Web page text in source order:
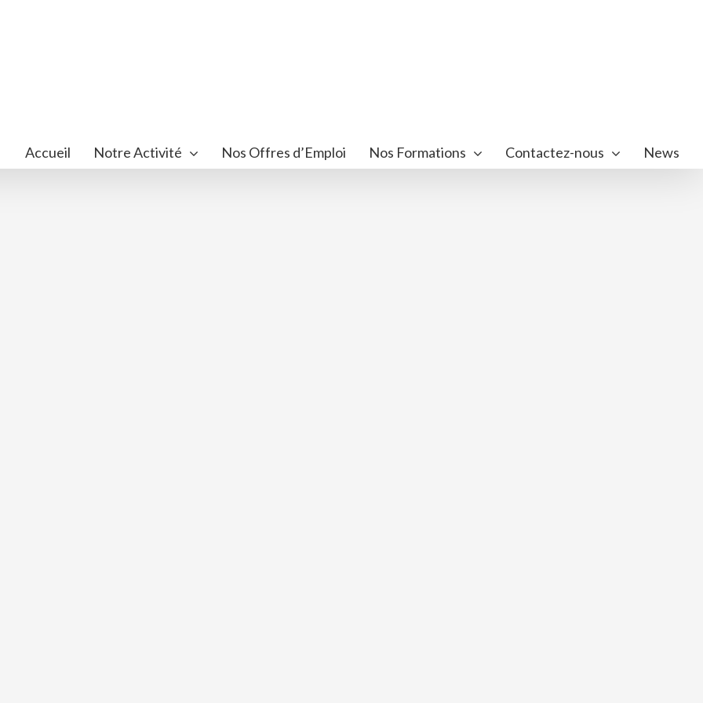
Accueil Notre Activité Nos Offres d’Emploi Nos Formations Contactez-nous News